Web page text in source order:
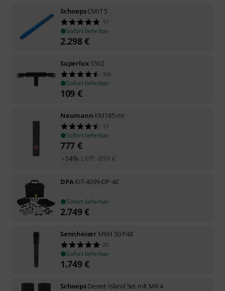
SchoepsCMIT 5
17
Sofort lieferbar
2.298€
Superlux S502
364
Sofort lieferbar
109 €
Neumann KM185 mt
17
Sofort lieferbar
777 €
UVP: 899 €
-14%
DPAKIT-4099-DP-4C
Sofort lieferbar
2.749€
Sennheiser MKH 50 P48
20
Sofort lieferbar
1.749€
SchoepsDesert Island Set mit MK 4